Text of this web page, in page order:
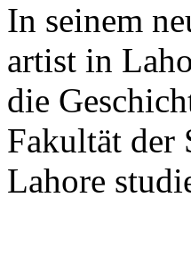
In seinem
artist in
die
Fakultät der
Lahore